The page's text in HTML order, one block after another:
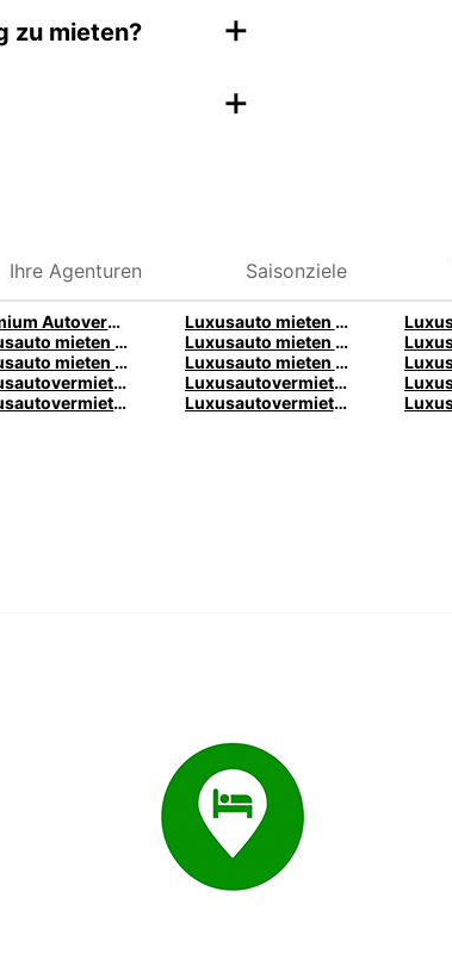
zu mieten? +
+
Ihre Agenturen Saisonziele
Premium Autovermietung Luxusauto mieten in Hamburg – Premiumfahrzeuge von Europcar
Luxusauto mieten in Birmingham – Premiumfahrzeuge von Europcar Luxusauto mieten in London – Premiumfahrzeuge von Europcar
Luxusauto mieten in Lyon – Premiumfahrzeuge von Europcar Luxusauto mieten in Marseille – Premiumfahrzeuge von Europcar
Luxusautovermietung Brisbane – Premiumfahrzeuge von Europcar Luxusautovermietung Christchurch – Premiumfahrzeuge von Europcar
Luxusautovermietung in Rom – Premiumfahrzeuge von Europcar Luxusautovermietung in Mailand – Premiumfahrzeuge von Europcar